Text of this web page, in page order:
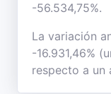
-56.534,75%.
La variación
-16.931,46%
respecto a un